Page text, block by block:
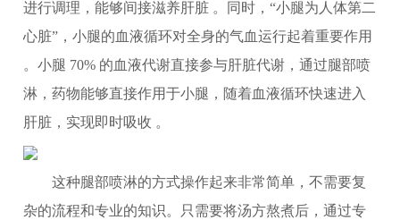
进行调理，能够间接滋养肝脏 。同时，“小腿为人体第二
心脏”，小腿的血液循环对全身的气血运行起着重要作用
。小腿 70% 的血液代谢直接参与肝脏代谢，通过腿部喷
淋，药物能够直接作用于小腿，随着血液循环快速进入
肝脏，实现即时吸收 。
这种腿部喷淋的方式操作起来非常简单，不需要复
杂的流程和专业的知识。只需要将汤方熬煮后，通过专